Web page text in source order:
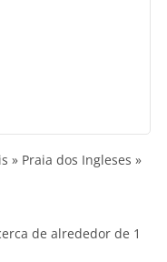
» Praia dos Ingleses »
de alrededor de 1